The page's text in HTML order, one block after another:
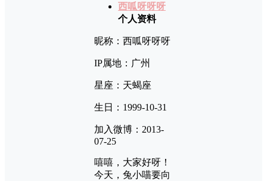
西呱呀呀呀
个人资料
昵称：西呱呀呀呀
IP属地：广州
星座：天蝎座
生日：1999-10-31
加入微博：2013-
07-25
嘻嘻，大家好呀！
今天，兔小喵要向